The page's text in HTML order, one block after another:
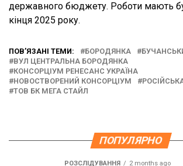
державного бюджету. Роботи мають
кінця 2025 року.
ПОВ’ЯЗАНІ ТЕМИ: БОРОДЯНКА
ВУЛ ЦЕНТРАЛЬНА БОРОДЯНКА
КОНСОРЦІУМ РЕНЕСАНС УКРАЇНА
НОВОСТВОРЕНИЙ КОНСОРЦІУМ
ТОВ БК МЕГА СТАЙЛ
ПОПУЛЯРНО
РОЗСЛІДУВАННЯ 2 months ago